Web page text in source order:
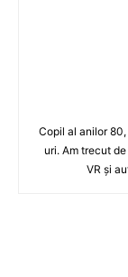
Copil al anilor
uri. Am trecut
VR şi